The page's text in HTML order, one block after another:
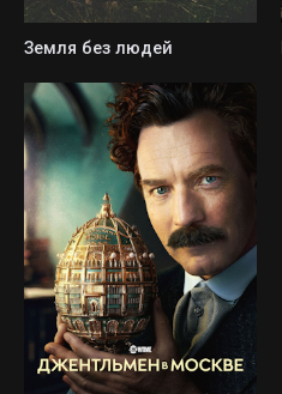
Земля без людей